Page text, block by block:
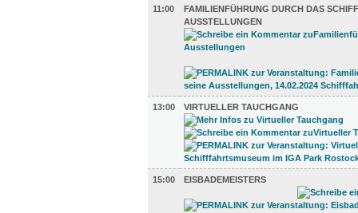
11:00
FAMILIENFÜHRUNG DURCH DAS
AUSSTELLUNGEN
13:00 VIRTUELLER TAUCHGANG
15:00 EISBADEMEISTERS